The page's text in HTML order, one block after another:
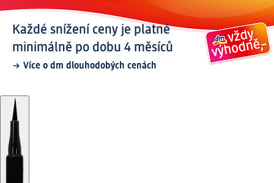
Každé snížení ceny je platné
minimálně po dobu 4 měsíců
Více o dm dlouhodobých cenách